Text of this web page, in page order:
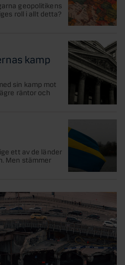
geopolitikens
roll i allt detta?
kamp
sin kamp mot
räntor och
ett av de länder
Men stämmer